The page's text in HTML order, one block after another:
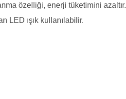
özelliği, enerji tüketimini azaltır.
LED ışık kullanılabilir.